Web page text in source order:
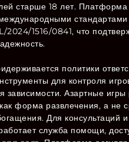
старше 18 лет.
1516/0841, что
политики
для контроля
зависимости. Азартные игры
форма развлечения, а не
Для консультаций
служба помощи,